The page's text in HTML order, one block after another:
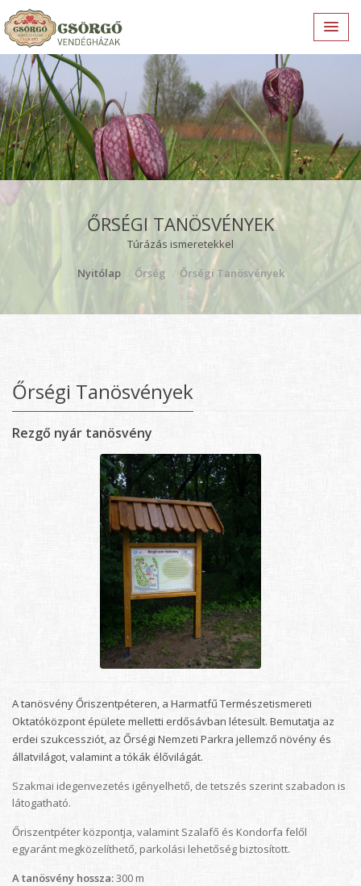
ŐRSÉGI TANÖSVÉNYEK
Túrázás ismeretekkel
Nyitólap
Őrség Őrségi Tanösvények
Őrségi Tanösvények
Rezgő nyár tanösvény
A tanösvény Őriszentpéteren, a Harmatfű Természetismereti
Oktatóközpont épülete melletti erdősávban létesült. Bemutatja az
erdei szukcessziót, az Őrségi Nemzeti Parkra jellemző növény és
állatvilágot, valamint a tókák élővilágát.
Szakmai idegenvezetés igényelhető, de tetszés szerint szabadon is
látogatható.
Őriszentpéter központja, valamint Szalafő és Kondorfa felől
egyaránt megközelíthető, parkolási lehetőség biztosított.
A tanösvény hossza:300 m